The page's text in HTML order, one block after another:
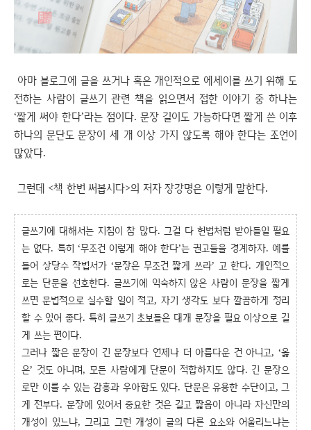
아마 블로그에 글을 쓰거나 혹은 개인적으로 에세이를 쓰기 위해 도
전하는 사람이 글쓰기 관련 책을 읽으면서 접한 이야기 중 하나는
‘짧게 써야 한다’라는 점이다. 문장 길이도 가능하다면 짧게 쓴 이후
하나의 문단도 문장이 세 개 이상 가지 않도록 해야 한다는 조언이
많았다.
그런데 <책 한번 써봅시다>의 저자 장강명은 이렇게 말한다.
글쓰기에 대해서는 지침이 참 많다. 그걸 다 헌법처럼 받아들일 필요
는 없다. 특히 ‘무조건 이렇게 해야 한다’는 권고들을 경계하자. 예를
들어 상당수 작법서가 ‘문장은 무조건 짧게 쓰라’ 고 한다. 개인적으
로는 단문을 선호한다. 글쓰기에 익숙하지 않은 사람이 문장을 짧게
쓰면 문법적으로 실수할 일이 적고, 자기 생각도 보다 깔끔하게 정리
할 수 있어 좋다. 특히 글쓰기 초보들은 대개 문장을 필요 이상으로 길
게 쓰는 편이다.
그러나 짧은 문장이 긴 문장보다 언제나 더 아름다운 건 아니고, ‘옳
은’ 것도 아니며, 모든 사람에게 단문이 적합하지도 않다. 긴 문장으
로만 이를 수 있는 감흥과 우아함도 있다. 단문은 유용한 수단이고, 그
게 전부다. 문장에 있어서 중요한 것은 길고 짧음이 아니라 자신만의
개성이 있느냐, 그리고 그런 개성이 글의 다른 요소와 어울리느냐는